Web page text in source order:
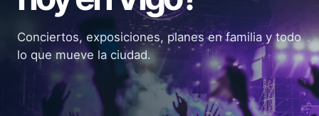
Conciertos, exposiciones, planes en familia y todo
lo que mueve la ciudad.